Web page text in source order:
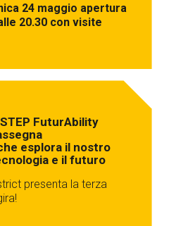
24 maggio apertura
20.30 con visite
FuturAbility
esplora il nostro
e il futuro
presenta la terza